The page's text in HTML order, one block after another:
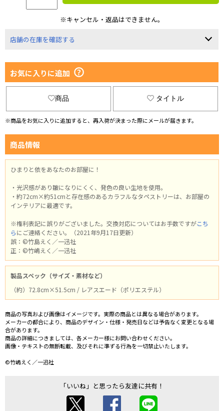
※キャンセル・返品はできません。
店舗の在庫を確認する
お気に入りに追加
商品 タイトル
※商品をお気に入りに追加すると、再入荷が決まった際にメールが届きます。
商品情報
ひまりと依をあなたのお部屋に！
・光沢感があり皺になりにくく、発色の良い生地を使用。
・約72cm×約51cmと存在感のあるカラフルなタペストリーは、お部屋の
インテリアに最適です。
※権利表記に誤りがございました。交換対応についてはお手数ですがこち
らにご連絡ください。（2021年9月17日更新）
誤：©竹島えく／一迅社
正：©竹嶋えく／一迅社
製品スペック（サイズ・素材など）
（約）72.8cm×51.5cm / レアスエード（ポリエステル）
商品の写真および画像はイメージです。実際の商品とは異なる場合があります。
メーカーの都合により、商品のデザイン・仕様・発売日などは予告なく変更となる場
合があります。
商品の詳細につきましては、各メーカー様にお問い合わせください。
画像・テキストの無断転載、及びそれに準ずる行為を一切禁止いたします。
©竹嶋えく／一迅社
「いいね」と思ったら友達に共有！